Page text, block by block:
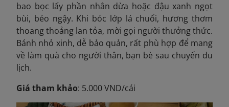
bao bọc lấy phần nhân dừa hoặc đậu xanh ngọt
bùi, béo ngậy. Khi bóc lớp lá chuối, hương thơm
thoang thoảng lan tỏa, mời gọi người thưởng thức.
Bánh nhỏ xinh, dễ bảo quản, rất phù hợp để mang
về làm quà cho người thân, bạn bè sau chuyến du
lịch.
Giá tham khảo: 5.000 VND/cái